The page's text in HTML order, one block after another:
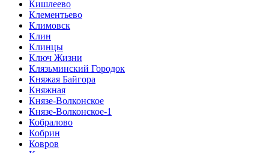
Кишлеево
Клементьево
Климовск
Клин
Клинцы
Ключ Жизни
Клязьминский Городок
Княжая Байгора
Княжная
Князе-Волконское
Князе-Волконское-1
Кобралово
Кобрин
Ковров